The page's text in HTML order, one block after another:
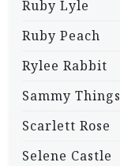
Ruby Lyle
Ruby Peach
Rylee Rabbit
Sammy
Scarlett Rose
Selene Castle